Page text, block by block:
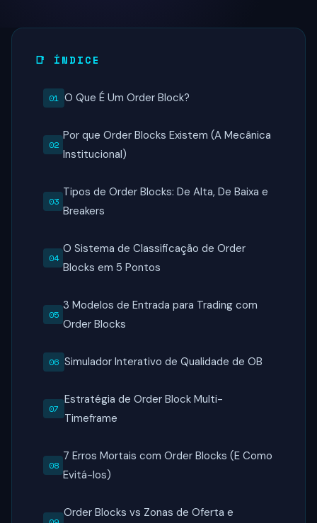
📑 ÍNDICE
O Que É Um Order Block?
Por que Order Blocks Existem (A Mecânica
Institucional)
Tipos de Order Blocks: De Alta, De Baixa e
Breakers
O Sistema de Classificação de Order
Blocks em 5 Pontos
3 Modelos de Entrada para Trading com
Order Blocks
Simulador Interativo de Qualidade de OB
Estratégia de Order Block Multi-
Timeframe
7 Erros Mortais com Order Blocks (E Como
Evitá-los)
Order Blocks vs Zonas de Oferta e